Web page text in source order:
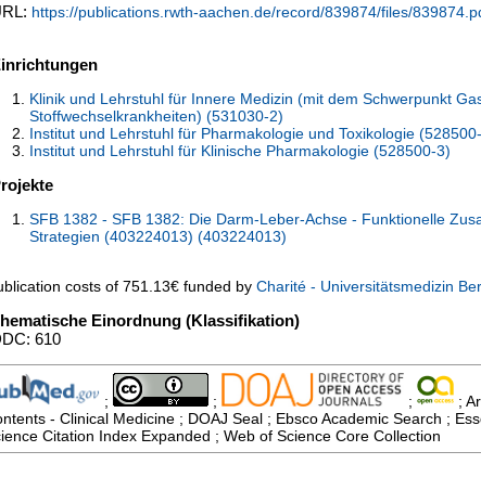
https://publications.rwth-aachen.de/record/839874/files/
Klinik und Lehrstuhl für Innere Medizin (mit dem Schwerpunkt
Stoffwechselkrankheiten) (531030-2)
Institut und Lehrstuhl für Pharmakologie und Toxikologie
Institut und Lehrstuhl für Klinische Pharmakologie (528500-3)
SFB 1382 - SFB 1382: Die Darm-Leber-Achse - Funktionelle
Strategien (403224013) (403224013)
costs of 751.13€ funded by Charité - Universitätsmedizin
Einordnung (Klassifikation)
610
; ; ;
;
- Clinical Medicine ; DOAJ Seal ; Ebsco Academic Search ;
Citation Index Expanded ; Web of Science Core Collection